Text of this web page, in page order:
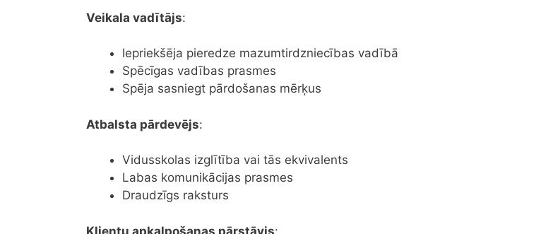
Veikala vadītājs:
Iepriekšēja pieredze mazumtirdzniecības vadībā
Spēcīgas vadības prasmes
Spēja sasniegt pārdošanas mērķus
Atbalsta pārdevējs:
Vidusskolas izglītība vai tās ekvivalents
Labas komunikācijas prasmes
Draudzīgs raksturs
Klientu apkalpošanas pārstāvis: